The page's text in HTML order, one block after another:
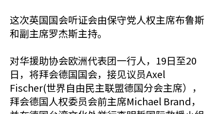
这次英国国会听证会由保守党人权主席布鲁斯
和副主席罗杰斯主持。
对华援助协会欧洲代表团一行人，19日至20
日，将拜会德国国会，接见议员Axel
Fischer(世界自由民主联盟德国分会主席），
拜会德国人权委员会前主席Michael Brand，